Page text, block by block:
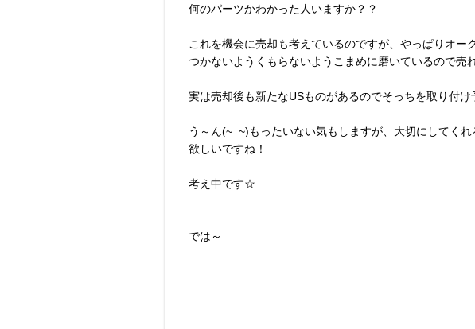
何のパーツかわかった人いますか？？
これを機会に売却も考えているのですが、やっぱりオー
つかないようくもらないようこまめに磨いているので売
実は売却後も新たなUSものがあるのでそっちを取り付
う～ん(~_~)もったいない気もしますが、大切にしてく
欲しいですね！
考え中です☆
では～